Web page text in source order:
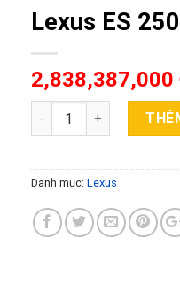
Lexus ES 250
2,838,387,000
Số lượng
Danh mục: Lexus